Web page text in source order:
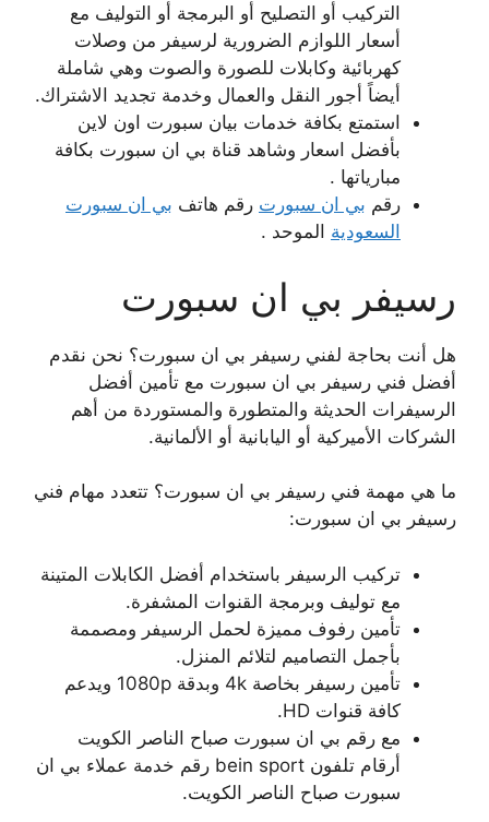
التركيب أو التصليح أو البرمجة أو التوليف مع
أسعار اللوازم الضرورية لرسيفر من وصلات
كهربائية وكابلات للصورة والصوت وهي شاملة
أيضاً أجور النقل والعمال وخدمة تجديد الاشتراك.
استمتع بكافة خدمات بيان سبورت اون لاين
بأفضل اسعار وشاهد قناة بي ان سبورت بكافة
مبارياتها .
رقم بي ان سبورت رقم هاتف بي ان سبورت
السعودية الموحد .
رسيفر بي ان سبورت
هل أنت بحاجة لفني رسيفر بي ان سبورت؟ نحن نقدم
أفضل فني رسيفر بي ان سبورت مع تأمين أفضل
الرسيفرات الحديثة والمتطورة والمستوردة من أهم
الشركات الأميركية أو اليابانية أو الألمانية.
ما هي مهمة فني رسيفر بي ان سبورت؟ تتعدد مهام فني
رسيفر بي ان سبورت:
تركيب الرسيفر باستخدام أفضل الكابلات المتينة
مع توليف وبرمجة القنوات المشفرة.
تأمين رفوف مميزة لحمل الرسيفر ومصممة
بأجمل التصاميم لتلائم المنزل.
تأمين رسيفر بخاصة 4k وبدقة 1080p ويدعم
كافة قنوات HD.
مع رقم بي ان سبورت صباح الناصر الكويت
أرقام تلفون bein sport رقم خدمة عملاء بي ان
سبورت صباح الناصر الكويت.